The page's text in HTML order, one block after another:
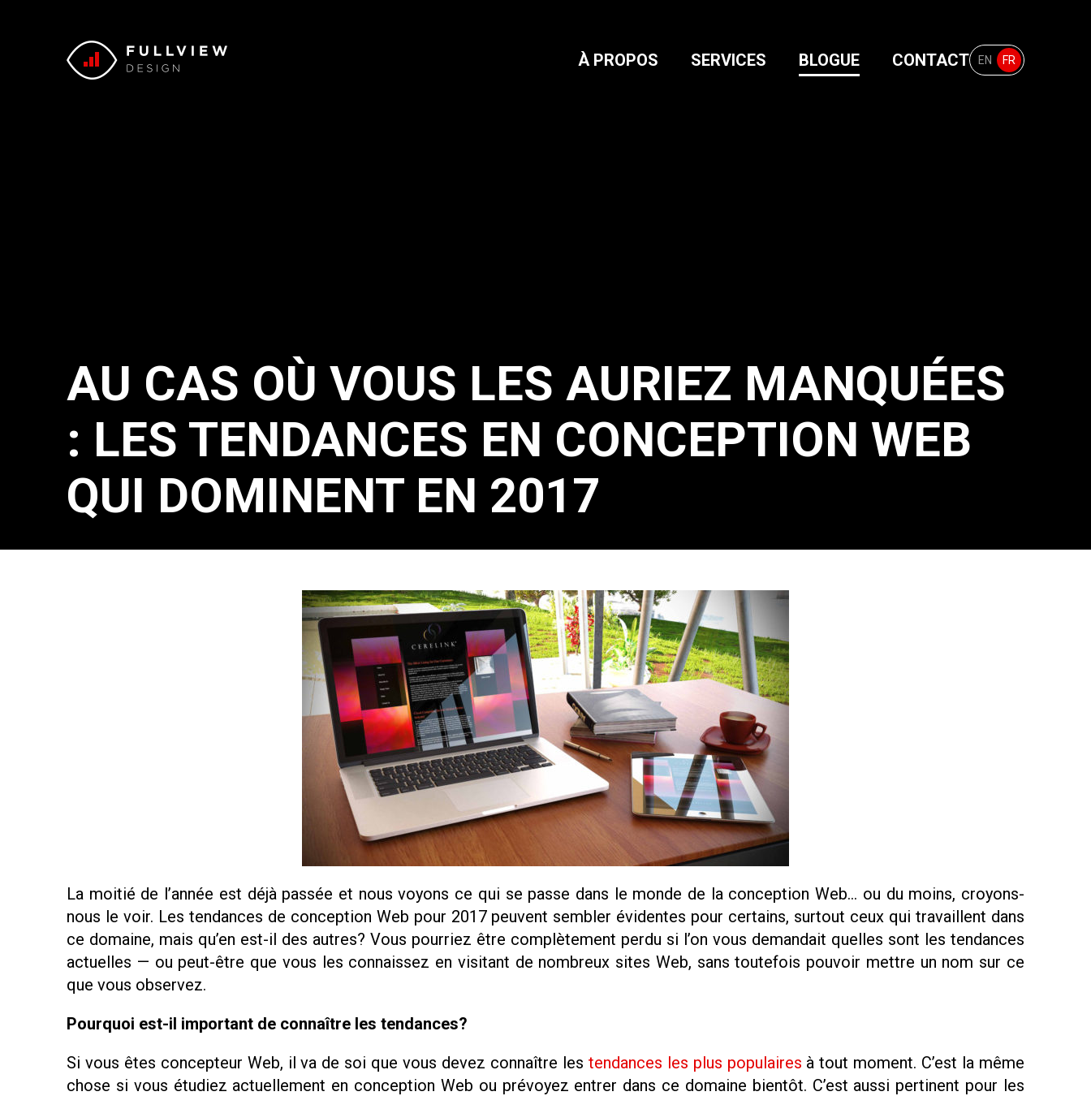
À PROPOS SERVICES BLOGUE CONTACT
AU CAS OÙ VOUS LES AURIEZ MANQUÉES
: LES TENDANCES EN CONCEPTION WEB
QUI DOMINENT EN 2017
La moitié de l’année est déjà passée et nous voyons ce qui se passe dans le monde de la conception Web… ou du moins, croyons-
nous le voir. Les tendances de conception Web pour 2017 peuvent sembler évidentes pour certains, surtout ceux qui travaillent dans
ce domaine, mais qu’en est-il des autres? Vous pourriez être complètement perdu si l’on vous demandait quelles sont les tendances
actuelles — ou peut-être que vous les connaissez en visitant de nombreux sites Web, sans toutefois pouvoir mettre un nom sur ce
que vous observez.
Pourquoi est-il important de connaître les tendances?
Si vous êtes concepteur Web, il va de soi que vous devez connaître les tendances les plus populaires à tout moment. C’est la même
chose si vous étudiez actuellement en conception Web ou prévoyez entrer dans ce domaine bientôt. C’est aussi pertinent pour les